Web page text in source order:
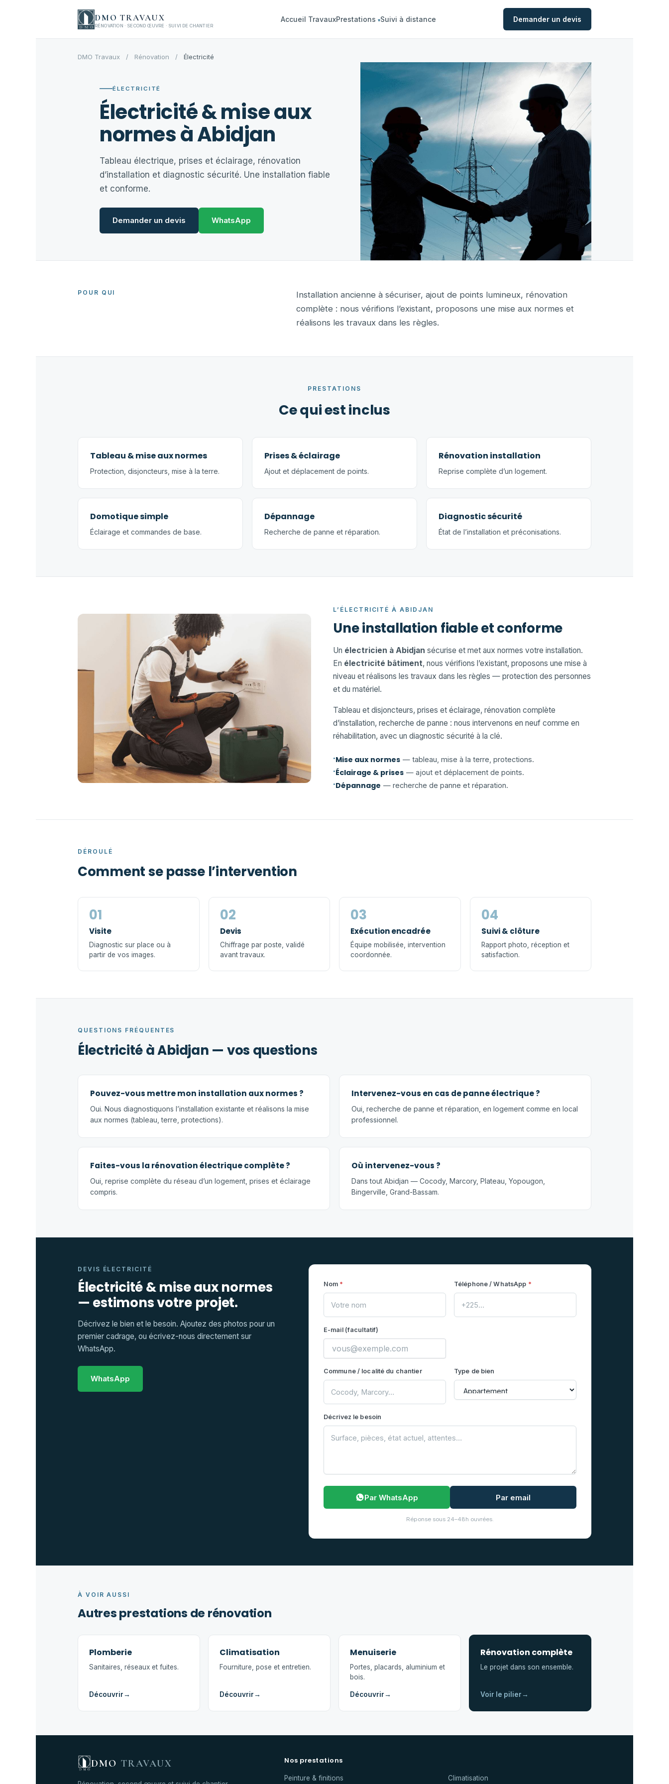
DMOTRAVAUX
RÉNOVATION · SECOND ŒUVRE · SUIVI DE CHANTIER
Accueil TravauxPrestations ▾Suivi à distance Demander un devis
DMO Travaux / Rénovation / Électricité
ÉLECTRICITÉ
Électricité & mise aux
normes à Abidjan
Tableau électrique, prises et éclairage, rénovation
d’installation et diagnostic sécurité. Une installation fiable
et conforme.
Demander un devis WhatsApp
POUR QUI
Installation ancienne à sécuriser, ajout de points lumineux, rénovation
complète : nous vérifions l’existant, proposons une mise aux normes et
réalisons les travaux dans les règles.
PRESTATIONS
Ce qui est inclus
Tableau & mise aux normes
Protection, disjoncteurs, mise à la terre.
Prises & éclairage
Ajout et déplacement de points.
Rénovation installation
Reprise complète d’un logement.
Domotique simple
Éclairage et commandes de base.
Dépannage
Recherche de panne et réparation.
Diagnostic sécurité
État de l’installation et préconisations.
L’ÉLECTRICITÉ À ABIDJAN
Une installation fiable et conforme
Un électricien à Abidjan sécurise et met aux normes votre installation.
En électricité bâtiment, nous vérifions l’existant, proposons une mise à
niveau et réalisons les travaux dans les règles — protection des personnes
et du matériel.
Tableau et disjoncteurs, prises et éclairage, rénovation complète
d’installation, recherche de panne : nous intervenons en neuf comme en
réhabilitation, avec un diagnostic sécurité à la clé.
·Mise aux normes — tableau, mise à la terre, protections.
·Éclairage & prises — ajout et déplacement de points.
·Dépannage — recherche de panne et réparation.
DÉROULÉ
Comment se passe l’intervention
01
Visite
Diagnostic sur place ou à
partir de vos images.
02
Devis
Chiffrage par poste, validé
avant travaux.
03
Exécution encadrée
Équipe mobilisée, intervention
coordonnée.
04
Suivi & clôture
Rapport photo, réception et
satisfaction.
QUESTIONS FRÉQUENTES
Électricité à Abidjan — vos questions
Pouvez-vous mettre mon installation aux normes ?
Oui. Nous diagnostiquons l’installation existante et réalisons la mise
aux normes (tableau, terre, protections).
Intervenez-vous en cas de panne électrique ?
Oui, recherche de panne et réparation, en logement comme en local
professionnel.
Faites-vous la rénovation électrique complète ?
Oui, reprise complète du réseau d’un logement, prises et éclairage
compris.
Où intervenez-vous ?
Dans tout Abidjan — Cocody, Marcory, Plateau, Yopougon,
Bingerville, Grand-Bassam.
DEVIS ÉLECTRICITÉ
Électricité & mise aux normes
— estimons votre projet.
Décrivez le bien et le besoin. Ajoutez des photos pour un
premier cadrage, ou écrivez-nous directement sur
WhatsApp.
WhatsApp
Nom * Téléphone / WhatsApp *
E-mail (facultatif)
Commune / localité du chantier Type de bien
Décrivez le besoin
Par WhatsApp Par email
Réponse sous 24–48h ouvrées.
À VOIR AUSSI
Autres prestations de rénovation
Plomberie
Sanitaires, réseaux et fuites.
Découvrir→
Climatisation
Fourniture, pose et entretien.
Découvrir→
Menuiserie
Portes, placards, aluminium et
bois.
Découvrir→
Rénovation complète
Le projet dans son ensemble.
Voir le pilier →
DMO TRAVAUX Nos prestations
Peinture & finitions Climatisation